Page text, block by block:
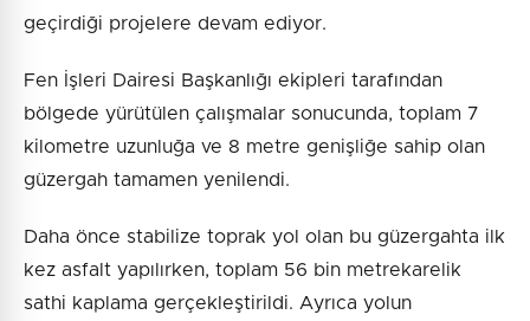
geçirdiği projelere devam ediyor.
Fen İşleri Dairesi Başkanlığı ekipleri tarafından
bölgede yürütülen çalışmalar sonucunda, toplam 7
kilometre uzunluğa ve 8 metre genişliğe sahip olan
güzergah tamamen yenilendi.
Daha önce stabilize toprak yol olan bu güzergahta ilk
kez asfalt yapılırken, toplam 56 bin metrekarelik
sathi kaplama gerçekleştirildi. Ayrıca yolun